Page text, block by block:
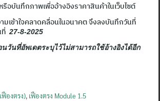
อบันทึกภาพเพื่ออ้างอิงราคาสินค้าในเว็บไซต์
เข้าใจคลาดคลื่อนในอนาคต จึงลงบันทึกวันที่
ที่ 27-8-2025
วันที่อัพเดตระบุไว้ไม่สามารถใช้อ้างอิงได้อีก
ฟืองตรง), เฟืองตรง Module 1.5